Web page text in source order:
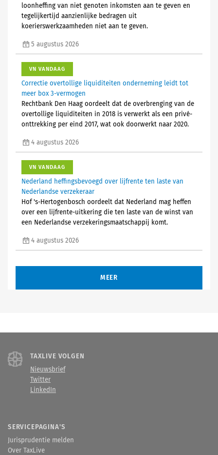
loonheffing van niet genoten inkomsten aan te geven en
tegelijkertijd aanzienlijke bedragen uit
koerierswerkzaamheden niet aan te geven.
5 augustus 2026
VN VANDAAG
Correctie overtollige liquiditeiten onderneming leidt tot
meer box 3-vermogen
Rechtbank Den Haag oordeelt dat de overbrenging van de
overtollige liquiditeiten in 2018 is verwerkt als een privé-
onttrekking per eind 2017, wat ook doorwerkt naar 2020.
4 augustus 2026
VN VANDAAG
Nederland heffingsbevoegd over lijfrente ten laste van
Nederlandse verzekeraar
Hof 's-Hertogenbosch oordeelt dat Nederland mag heffen
over een lijfrente-uitkering die ten laste van de winst van
een Nederlandse verzekeringsmaatschappij komt.
4 augustus 2026
MEER
TAXLIVE VOLGEN
Nieuwsbrief
Twitter
LinkedIn
SERVICEPAGINA'S
Jurisprudentie melden
Over TaxLive